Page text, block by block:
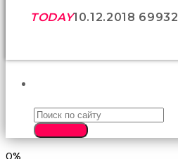
takılmaya
gittiğimde
kıçına
konsantre
olamıyordum
TODAY10.12.2018 69932
0%